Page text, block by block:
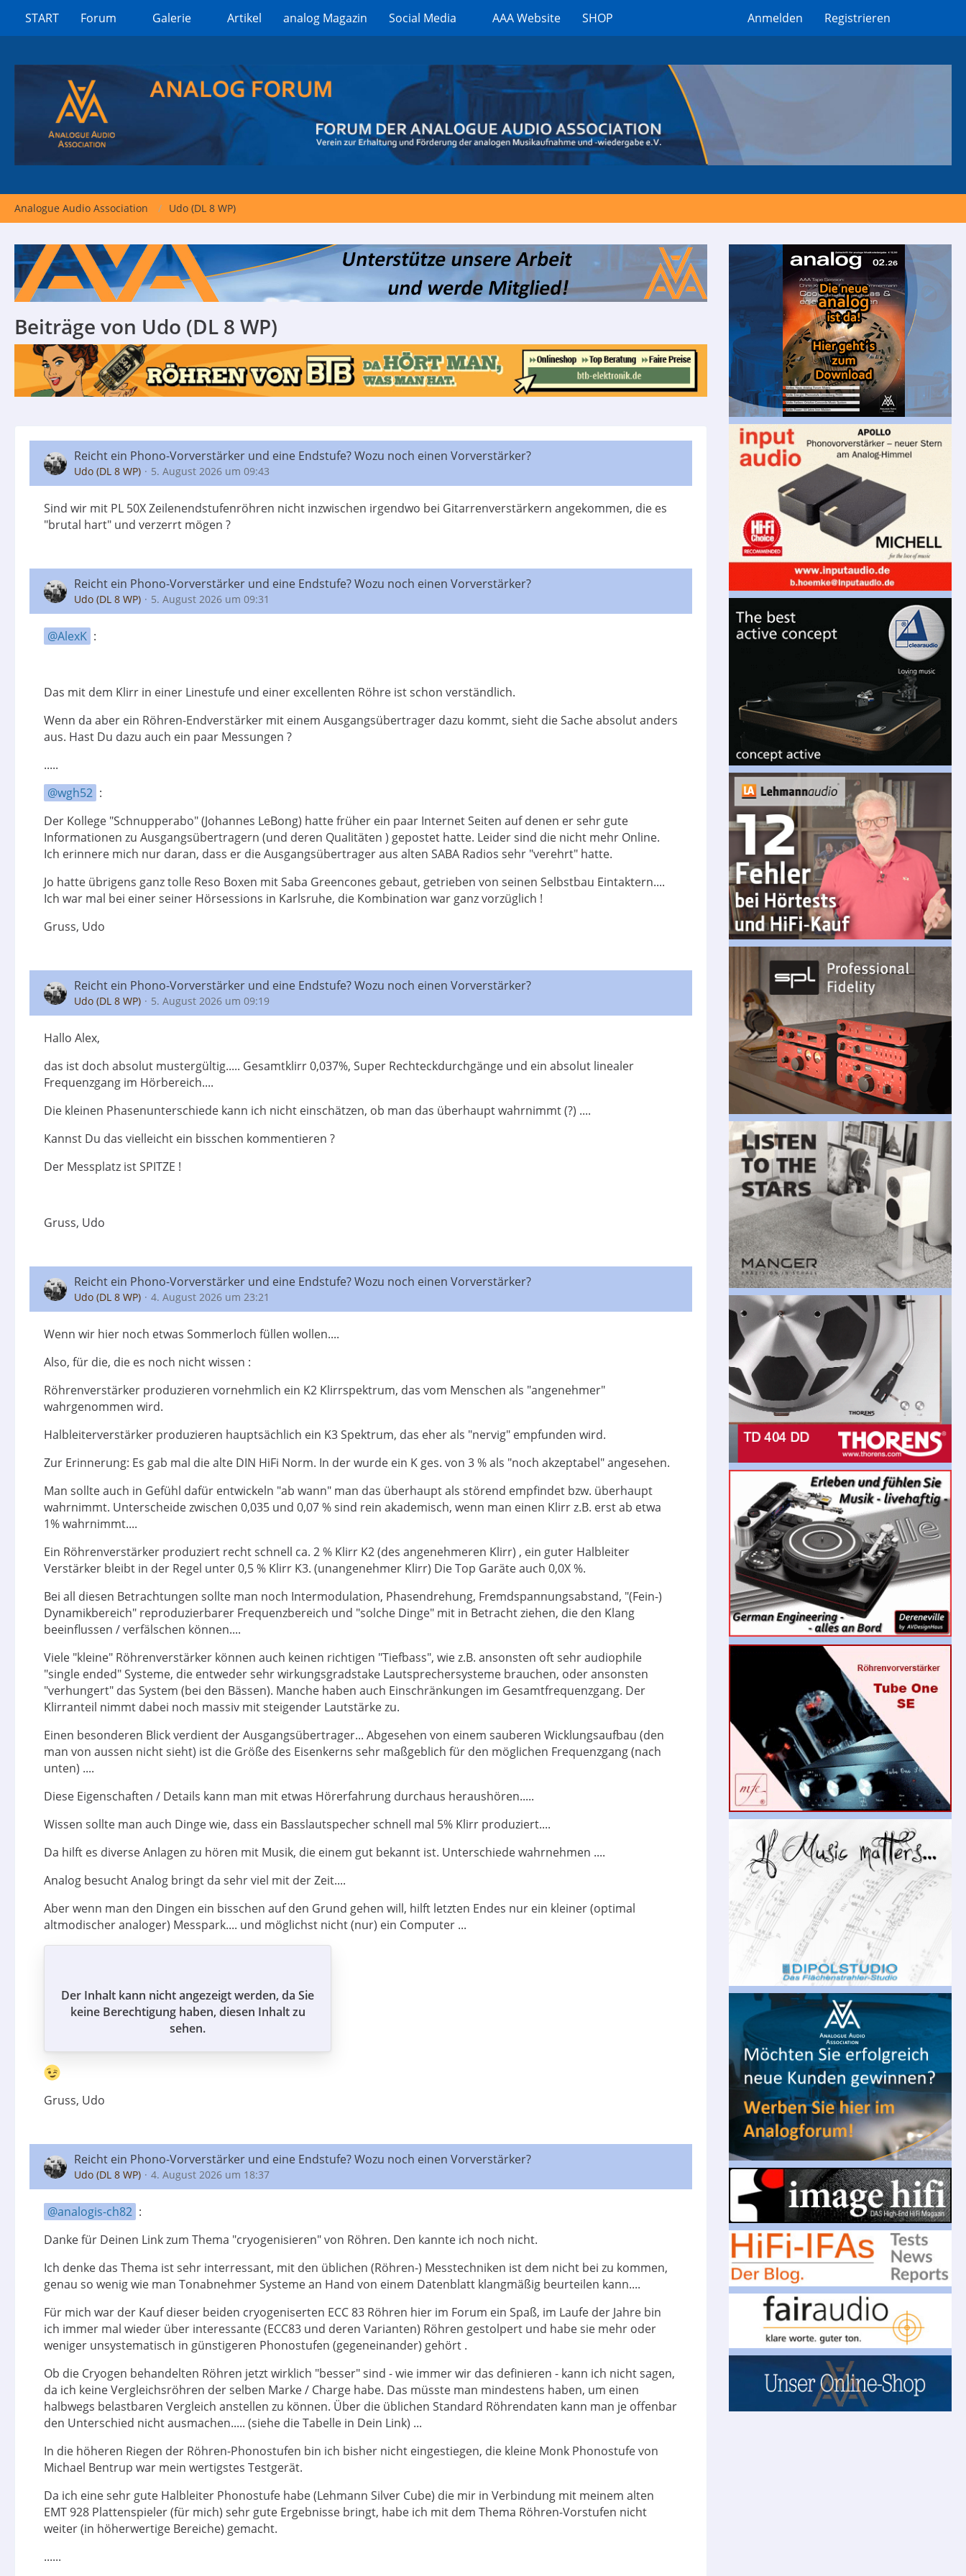
START Forum Galerie Artikel analog Magazin Social Media AAA Website SHOP Anmelden Registrieren
Analogue Audio Association Udo (DL 8 WP)
Beiträge von Udo (DL 8 WP)
Reicht ein Phono-Vorverstärker und eine Endstufe? Wozu noch einen Vorverstärker?
Udo (DL 8 WP) 5. August 2026 um 09:43
Sind wir mit PL 50X Zeilenendstufenröhren nicht inzwischen irgendwo bei Gitarrenverstärkern angekommen, die es
"brutal hart" und verzerrt mögen ?
Reicht ein Phono-Vorverstärker und eine Endstufe? Wozu noch einen Vorverstärker?
Udo (DL 8 WP) 5. August 2026 um 09:31
AlexK :
Das mit dem Klirr in einer Linestufe und einer excellenten Röhre ist schon verständlich.
Wenn da aber ein Röhren-Endverstärker mit einem Ausgangsübertrager dazu kommt, sieht die Sache absolut anders
aus. Hast Du dazu auch ein paar Messungen ?
.....
wgh52 :
Der Kollege "Schnupperabo" (Johannes LeBong) hatte früher ein paar Internet Seiten auf denen er sehr gute
Informationen zu Ausgangsübertragern (und deren Qualitäten ) gepostet hatte. Leider sind die nicht mehr Online.
Ich erinnere mich nur daran, dass er die Ausgangsübertrager aus alten SABA Radios sehr "verehrt" hatte.
Jo hatte übrigens ganz tolle Reso Boxen mit Saba Greencones gebaut, getrieben von seinen Selbstbau Eintaktern....
Ich war mal bei einer seiner Hörsessions in Karlsruhe, die Kombination war ganz vorzüglich !
Gruss, Udo
Reicht ein Phono-Vorverstärker und eine Endstufe? Wozu noch einen Vorverstärker?
Udo (DL 8 WP) 5. August 2026 um 09:19
Hallo Alex,
das ist doch absolut mustergültig..... Gesamtklirr 0,037%, Super Rechteckdurchgänge und ein absolut linealer
Frequenzgang im Hörbereich....
Die kleinen Phasenunterschiede kann ich nicht einschätzen, ob man das überhaupt wahrnimmt (?) ....
Kannst Du das vielleicht ein bisschen kommentieren ?
Der Messplatz ist SPITZE !
Gruss, Udo
Reicht ein Phono-Vorverstärker und eine Endstufe? Wozu noch einen Vorverstärker?
Udo (DL 8 WP) 4. August 2026 um 23:21
Wenn wir hier noch etwas Sommerloch füllen wollen....
Also, für die, die es noch nicht wissen :
Röhrenverstärker produzieren vornehmlich ein K2 Klirrspektrum, das vom Menschen als "angenehmer"
wahrgenommen wird.
Halbleiterverstärker produzieren hauptsächlich ein K3 Spektrum, das eher als "nervig" empfunden wird.
Zur Erinnerung: Es gab mal die alte DIN HiFi Norm. In der wurde ein K ges. von 3 % als "noch akzeptabel" angesehen.
Man sollte auch in Gefühl dafür entwickeln "ab wann" man das überhaupt als störend empfindet bzw. überhaupt
wahrnimmt. Unterscheide zwischen 0,035 und 0,07 % sind rein akademisch, wenn man einen Klirr z.B. erst ab etwa
1% wahrnimmt....
Ein Röhrenverstärker produziert recht schnell ca. 2 % Klirr K2 (des angenehmeren Klirr) , ein guter Halbleiter
Verstärker bleibt in der Regel unter 0,5 % Klirr K3. (unangenehmer Klirr) Die Top Garäte auch 0,0X %.
Bei all diesen Betrachtungen sollte man noch Intermodulation, Phasendrehung, Fremdspannungsabstand, "(Fein-)
Dynamikbereich" reproduzierbarer Frequenzbereich und "solche Dinge" mit in Betracht ziehen, die den Klang
beeinflussen / verfälschen können....
Viele "kleine" Röhrenverstärker können auch keinen richtigen "Tiefbass", wie z.B. ansonsten oft sehr audiophile
"single ended" Systeme, die entweder sehr wirkungsgradstake Lautsprechersysteme brauchen, oder ansonsten
"verhungert" das System (bei den Bässen). Manche haben auch Einschränkungen im Gesamtfrequenzgang. Der
Klirranteil nimmt dabei noch massiv mit steigender Lautstärke zu.
Einen besonderen Blick verdient der Ausgangsübertrager... Abgesehen von einem sauberen Wicklungsaufbau (den
man von aussen nicht sieht) ist die Größe des Eisenkerns sehr maßgeblich für den möglichen Frequenzgang (nach
unten) ....
Diese Eigenschaften / Details kann man mit etwas Hörerfahrung durchaus heraushören.....
Wissen sollte man auch Dinge wie, dass ein Basslautspecher schnell mal 5% Klirr produziert....
Da hilft es diverse Anlagen zu hören mit Musik, die einem gut bekannt ist. Unterschiede wahrnehmen ....
Analog besucht Analog bringt da sehr viel mit der Zeit....
Aber wenn man den Dingen ein bisschen auf den Grund gehen will, hilft letzten Endes nur ein kleiner (optimal
altmodischer analoger) Messpark.... und möglichst nicht (nur) ein Computer ...
Der Inhalt kann nicht angezeigt werden, da Sie
keine Berechtigung haben, diesen Inhalt zu
sehen.
Gruss, Udo
Reicht ein Phono-Vorverstärker und eine Endstufe? Wozu noch einen Vorverstärker?
Udo (DL 8 WP) 4. August 2026 um 18:37
analogis-ch82 :
Danke für Deinen Link zum Thema "cryogenisieren" von Röhren. Den kannte ich noch nicht.
Ich denke das Thema ist sehr interressant, mit den üblichen (Röhren-) Messtechniken ist dem nicht bei zu kommen,
genau so wenig wie man Tonabnehmer Systeme an Hand von einem Datenblatt klangmäßig beurteilen kann....
Für mich war der Kauf dieser beiden cryogeniserten ECC 83 Röhren hier im Forum ein Spaß, im Laufe der Jahre bin
ich immer mal wieder über interessante (ECC83 und deren Varianten) Röhren gestolpert und habe sie mehr oder
weniger unsystematisch in günstigeren Phonostufen (gegeneinander) gehört .
Ob die Cryogen behandelten Röhren jetzt wirklich "besser" sind - wie immer wir das definieren - kann ich nicht sagen,
da ich keine Vergleichsröhren der selben Marke / Charge habe. Das müsste man mindestens haben, um einen
halbwegs belastbaren Vergleich anstellen zu können. Über die üblichen Standard Röhrendaten kann man je offenbar
den Unterschied nicht ausmachen..... (siehe die Tabelle in Dein Link) ...
In die höheren Riegen der Röhren-Phonostufen bin ich bisher nicht eingestiegen, die kleine Monk Phonostufe von
Michael Bentrup war mein wertigstes Testgerät.
Da ich eine sehr gute Halbleiter Phonostufe habe (Lehmann Silver Cube) die mir in Verbindung mit meinem alten
EMT 928 Plattenspieler (für mich) sehr gute Ergebnisse bringt, habe ich mit dem Thema Röhren-Vorstufen nicht
weiter (in höherwertige Bereiche) gemacht.
......